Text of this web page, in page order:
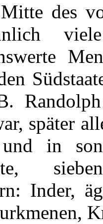
später
und in
Inder,